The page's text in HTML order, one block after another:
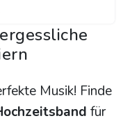
und
Musik! Finde
für